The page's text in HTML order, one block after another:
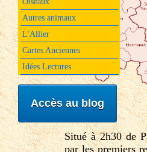
Autres animaux
L'Allier
Cartes Anciennes
Idées Lectures
Accès au blog
Situé à 2h30 de
par les premiers